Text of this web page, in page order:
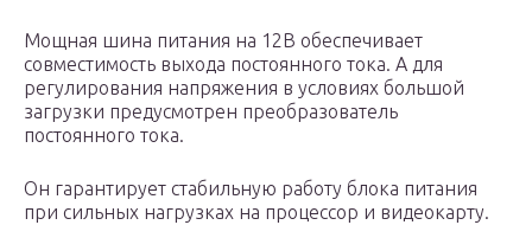
Мощная шина питания на 12В обеспечивает
совместимость выхода постоянного тока. А для
регулирования напряжения в условиях большой
загрузки предусмотрен преобразователь
постоянного тока.
Он гарантирует стабильную работу блока питания
при сильных нагрузках на процессор и видеокарту.